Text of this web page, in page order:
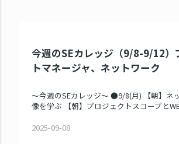
今週のSEカレッジ（9/8-9/12）
トマネージャ、ネットワーク
～今週のSEカレッジ～ ●9/8(月) 【朝】ネ
像を学ぶ 【朝】プロジェクトスコープと
2025-09-08